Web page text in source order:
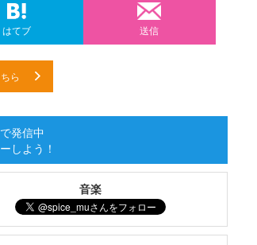
はてブ 送信
ら
発信中
しよう！
音楽